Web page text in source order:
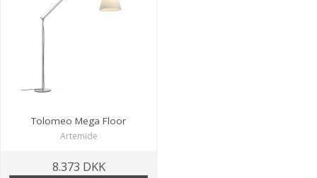
Tolomeo Mega Floor
Artemide
8.373 DKK